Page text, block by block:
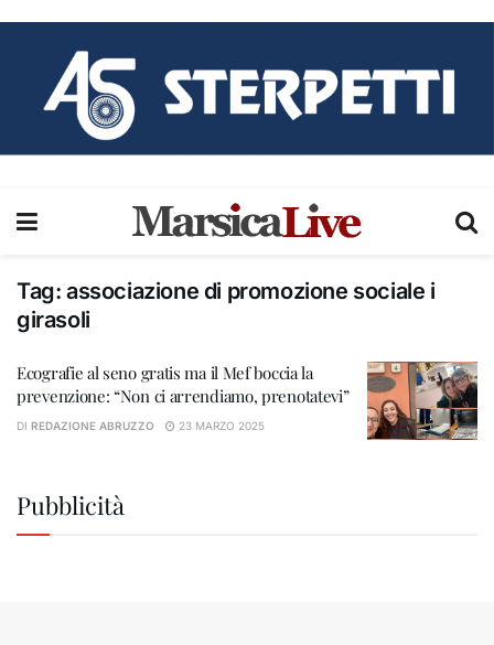
Tag: associazione di promozione sociale i
girasoli
Ecografie al seno gratis ma il Mef boccia la
prevenzione: “Non ci arrendiamo, prenotatevi”
DI REDAZIONE ABRUZZO 23 MARZO 2025
Pubblicità